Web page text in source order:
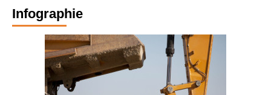
Infographie